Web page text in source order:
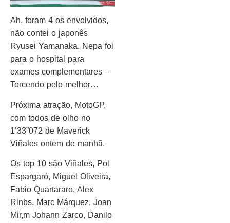
Ah, foram 4 os envolvidos,
não contei o japonês
Ryusei Yamanaka. Nepa foi
para o hospital para
exames complementares –
Torcendo pelo melhor…
Próxima atração, MotoGP,
com todos de olho no
1’33”072 de Maverick
Viñales ontem de manhã.
Os top 10 são Viñales, Pol
Espargaró, Miguel Oliveira,
Fabio Quartararo, Alex
Rinbs, Marc Márquez, Joan
Mir,m Johann Zarco, Danilo